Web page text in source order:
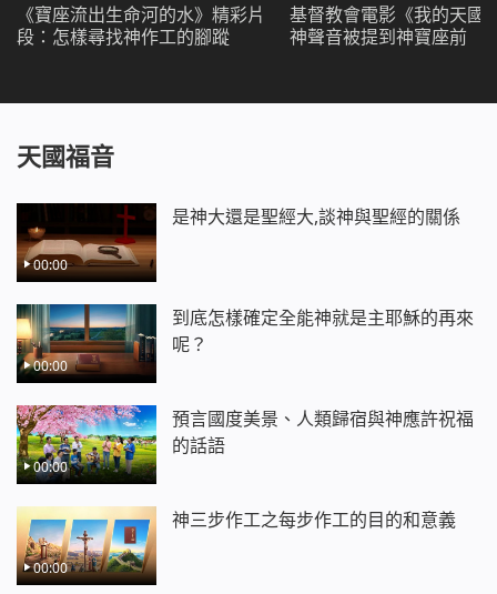
《寶座流出生命河的水》精彩片
段：怎樣尋找神作工的腳蹤
基督教會電影《我的天國
神聲音被提到神寶座前
天國福音
00:00
是神大還是聖經大,談神與聖經的關係
00:00
到底怎樣確定全能神就是主耶穌的再來
呢？
00:00
預言國度美景、人類歸宿與神應許祝福
的話語
00:00
神三步作工之每步作工的目的和意義